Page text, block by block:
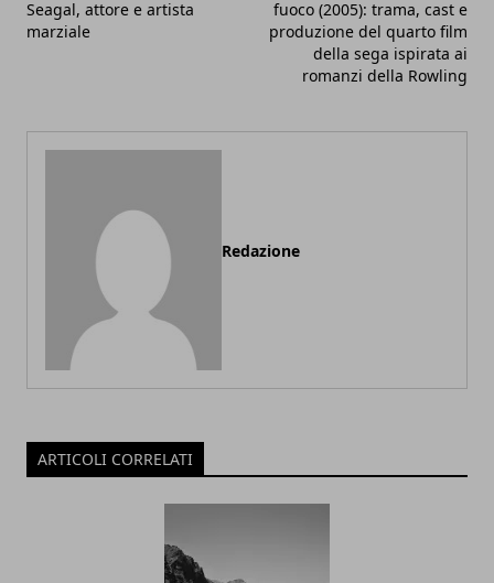
Seagal, attore e artista
marziale
fuoco (2005): trama, cast e
produzione del quarto film
della sega ispirata ai
romanzi della Rowling
Redazione
ARTICOLI CORRELATI